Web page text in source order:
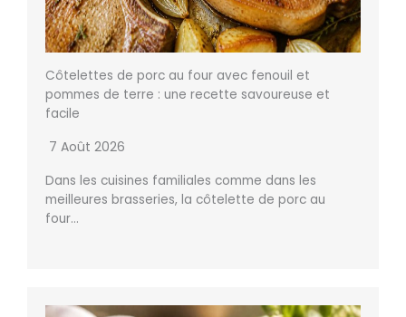
Côtelettes de porc au four avec fenouil et
pommes de terre : une recette savoureuse et
facile
7 Août 2026
Dans les cuisines familiales comme dans les
meilleures brasseries, la côtelette de porc au
four…